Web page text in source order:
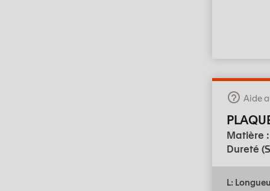
Aide
Matière
Dureté
L: